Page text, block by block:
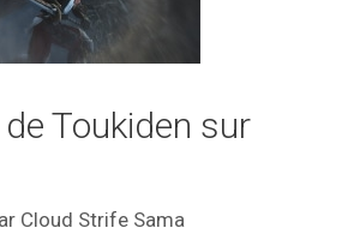
Toukiden sur
Cloud Strife Sama